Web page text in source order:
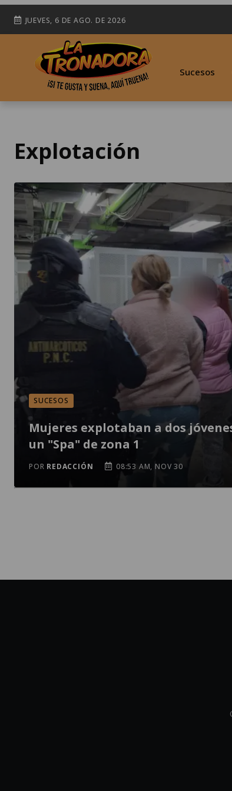
JUEVES, 6 DE AGO. DE 2026
Sucesos
Explotación
SUCESOS
Mujeres explotaban a dos
un "Spa" de zona 1
POR REDACCIÓN 08:53 AM, NOV 30